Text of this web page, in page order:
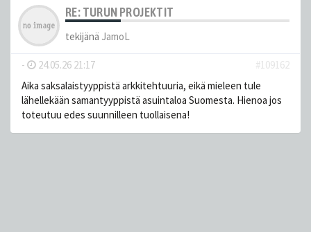
RE: TURUN PROJEKTIT
tekijänä JamoL
- 24.05.26 21:17
#109162
Aika saksalaistyyppistä arkkitehtuuria, eikä mieleen tule
lähellekään samantyyppistä asuintaloa Suomesta. Hienoa jos
toteutuu edes suunnilleen tuollaisena!